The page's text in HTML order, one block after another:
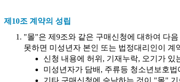
제10조 계약의 성립
"몰"은 제9조와 같은 구매신청에 대하여 다
못하면 미성년자 본인 또는 법정대리인이
신청 내용에 허위, 기재누락, 오기가 있
미성년자가 담배, 주류등 청소년보호
기타 구매신청에 승낙하는 것이 "몰"